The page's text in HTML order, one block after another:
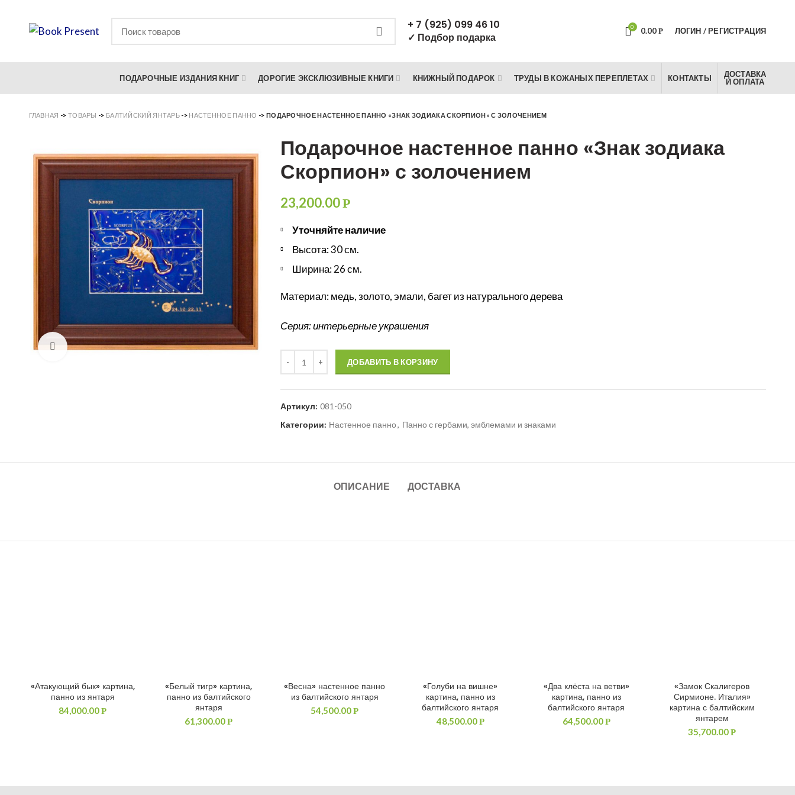
+ 7 (925) 099 46 10
✓ Подбор подарка
0 0.00 Р ЛОГИН / РЕГИСТРАЦИЯ
ПОДАРОЧНЫЕ ИЗДАНИЯ КНИГ ДОРОГИЕ ЭКСКЛЮЗИВНЫЕ КНИГИ КНИЖНЫЙ ПОДАРОК ТРУДЫ В КОЖАНЫХ ПЕРЕПЛЕТАХ КОНТАКТЫ
ДОСТАВКА
И ОПЛАТА
ГЛАВНАЯ -> ТОВАРЫ -> БАЛТИЙСКИЙ ЯНТАРЬ -> НАСТЕННОЕ ПАННО -> ПОДАРОЧНОЕ НАСТЕННОЕ ПАННО «ЗНАК ЗОДИАКА СКОРПИОН» С ЗОЛОЧЕНИЕМ
Увеличить
Подарочное настенное панно «Знак зодиака
Скорпион» с золочением
23,200.00Р
Уточняйте наличие
Высота: 30 см.
Ширина: 26 см.
Материал: медь, золото, эмали, багет из натурального дерева
Серия: интерьерные украшения
ДОБАВИТЬ В КОРЗИНУ
Артикул: 081-050
Категории: Настенное панно, Панно с гербами, эмблемами и знаками
ОПИСАНИЕ ДОСТАВКА
ДОБАВИТЬ В КОРЗИНУ
«Атакующий бык» картина,
панно из янтаря
84,000.00Р
ДОБАВИТЬ В КОРЗИНУ
«Белый тигр» картина,
панно из балтийского
янтаря
61,300.00Р
ДОБАВИТЬ В КОРЗИНУ
«Весна» настенное панно
из балтийского янтаря
54,500.00Р
ДОБАВИТЬ В КОРЗИНУ
«Голуби на вишне»
картина, панно из
балтийского янтаря
48,500.00Р
ДОБАВИТЬ В КОРЗИНУ
«Два клёста на ветви»
картина, панно из
балтийского янтаря
64,500.00Р
ДОБАВИТЬ В КОРЗИНУ
«Замок Скалигеров
Сирмионе. Италия»
картина с балтийским
янтарем
35,700.00Р